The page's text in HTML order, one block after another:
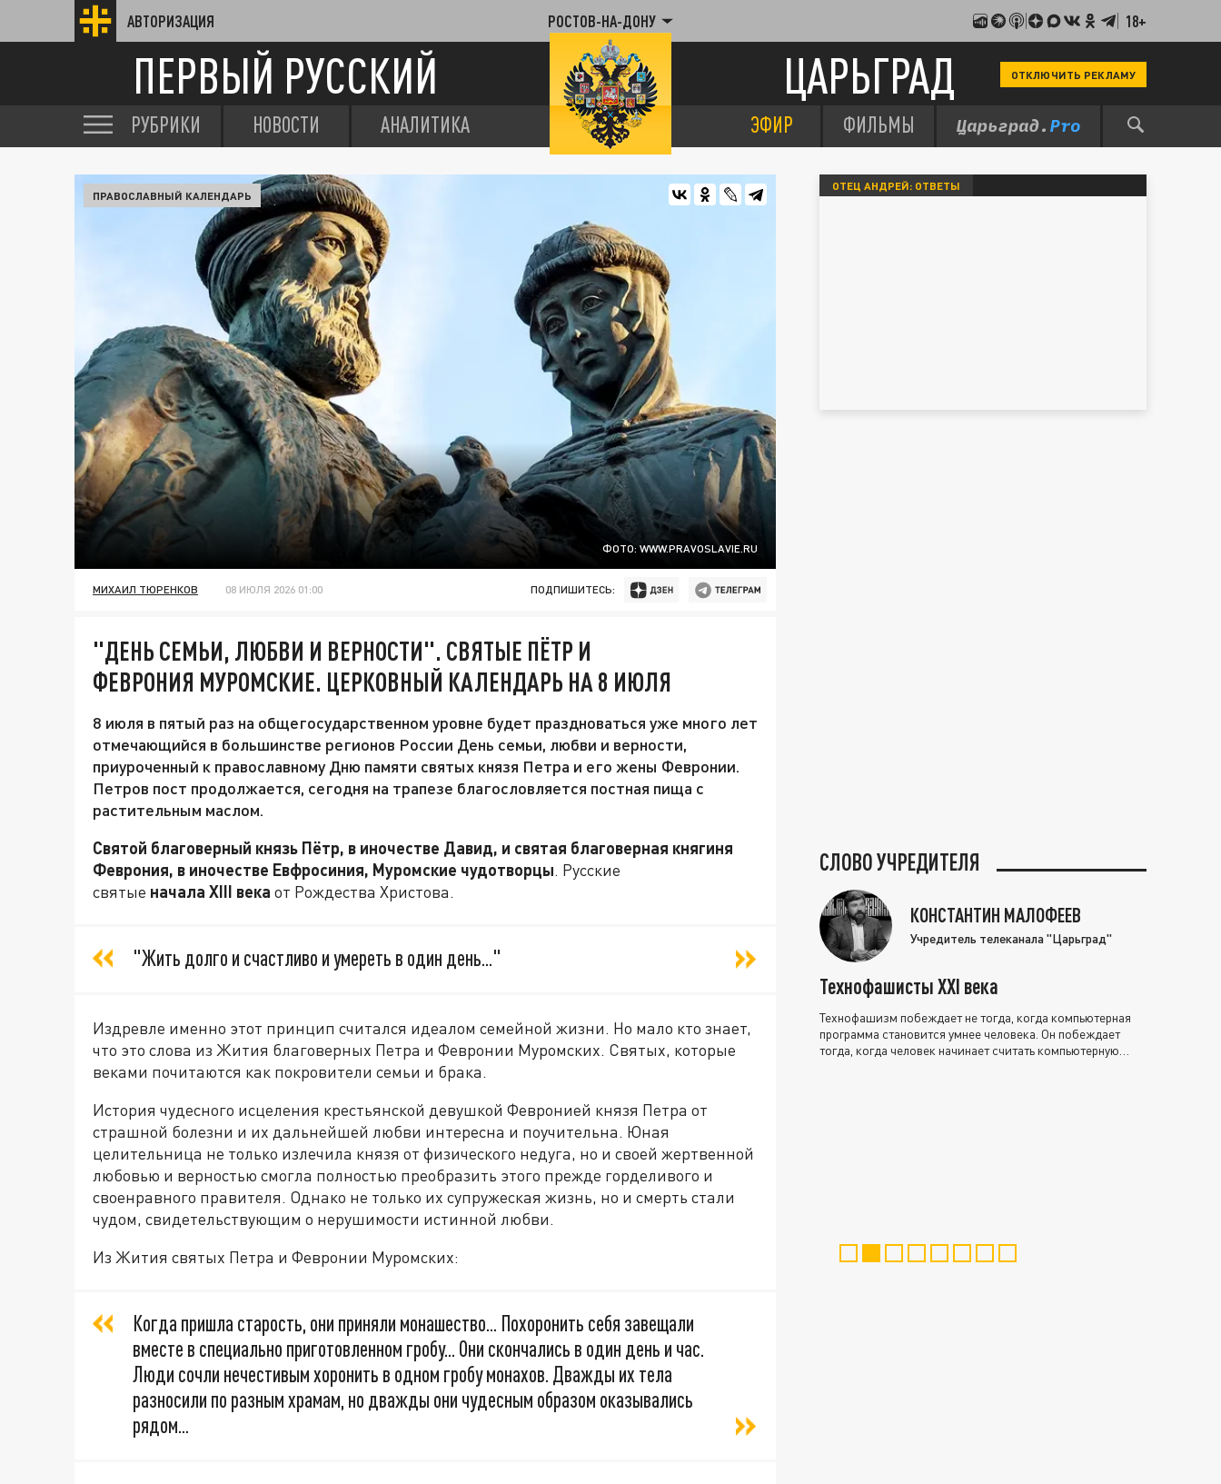
АВТОРИЗАЦИЯ РОСТОВ-НА-ДОНУ 18+
ПЕРВЫЙ РУССКИЙ ЦАРЬГРАД ОТКЛЮЧИТЬ РЕКЛАМУ
РУБРИКИ НОВОСТИ АНАЛИТИКА ЭФИР ФИЛЬМЫ
ФОТО: WWW.PRAVOSLAVIE.RU
ПРАВОСЛАВНЫЙ КАЛЕНДАРЬ
МИХАИЛ ТЮРЕНКОВ 08 ИЮЛЯ 2026 01:00 ПОДПИШИТЕСЬ:
"ДЕНЬ СЕМЬИ, ЛЮБВИ И ВЕРНОСТИ". СВЯТЫЕ ПЁТР И
ФЕВРОНИЯ МУРОМСКИЕ. ЦЕРКОВНЫЙ КАЛЕНДАРЬ НА 8 ИЮЛЯ
8 июля в пятый раз на общегосударственном уровне будет праздноваться уже много лет
отмечающийся в большинстве регионов России День семьи, любви и верности,
приуроченный к православному Дню памяти святых князя Петра и его жены Февронии.
Петров пост продолжается, сегодня на трапезе благословляется постная пища с
растительным маслом.
Святой благоверный князь Пётр, в иночестве Давид, и святая благоверная княгиня
Феврония, в иночестве Евфросиния, Муромские чудотворцы. Русские
святые начала XIII века от Рождества Христова.
"Жить долго и счастливо и умереть в один день..."
Издревле именно этот принцип считался идеалом семейной жизни. Но мало кто знает,
что это слова из Жития благоверных Петра и Февронии Муромских. Святых, которые
веками почитаются как покровители семьи и брака.
История чудесного исцеления крестьянской девушкой Февронией князя Петра от
страшной болезни и их дальнейшей любви интересна и поучительна. Юная
целительница не только излечила князя от физического недуга, но и своей жертвенной
любовью и верностью смогла полностью преобразить этого прежде горделивого и
своенравного правителя. Однако не только их супружеская жизнь, но и смерть стали
чудом, свидетельствующим о нерушимости истинной любви.
Из Жития святых Петра и Февронии Муромских:
Когда пришла старость, они приняли монашество... Похоронить себя завещали
вместе в специально приготовленном гробу... Они скончались в один день и час.
Люди сочли нечестивым хоронить в одном гробу монахов. Дважды их тела
разносили по разным храмам, но дважды они чудесным образом оказывались
рядом...
ОТЕЦ АНДРЕЙ: ОТВЕТЫ
СЛОВО УЧРЕДИТЕЛЯ
КОНСТАНТИН МАЛОФЕЕВ
Учредитель телеканала "Царьград"
Технофашисты XXI века
Технофашизм побеждает не тогда, когда компьютерная
программа становится умнее человека. Он побеждает
тогда, когда человек начинает считать компьютерную